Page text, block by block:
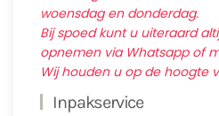
woensdag en donderdag.
Bij spoed kunt u uiteraard
opnemen via Whatsapp of
Wij houden u op de hoogte
Inpakservice